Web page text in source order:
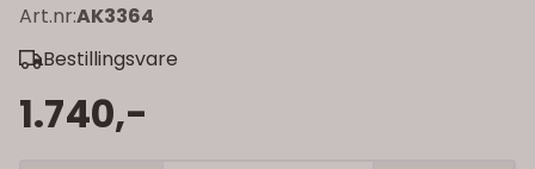
Art.nr:AK3364
Bestillingsvare
1.740,-